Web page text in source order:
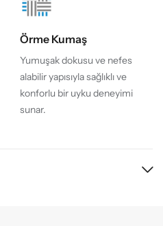
Örme Kumaş
Yumuşak dokusu ve nefes
alabilir yapısıyla sağlıklı ve
konforlu bir uyku deneyimi
sunar.